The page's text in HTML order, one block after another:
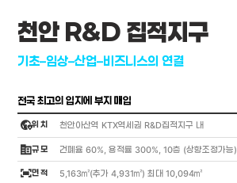
천안 R&D 집적지구
기초–임상–산업–비즈니스의 연결
전국 최고의 입지에 부지 매입
globe_location_pin위 치 천안아산역 KTX역세권 R&D집적지구 내
corporate_fare규 모 건폐율 60%, 용적률 300%, 10층 (상향조정가능)
fit_screen면 적 5,163㎡(추가 4,931㎡) 최대 10,094㎡